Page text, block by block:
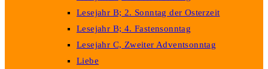
Lesejahr B; 2. Sonntag der Osterzeit
Lesejahr B; 4. Fastensonntag
Lesejahr C, Zweiter Adventsonntag
Liebe